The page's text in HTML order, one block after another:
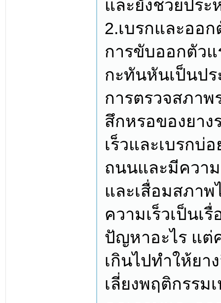
และยังช่วยประ
2.เบรกและออ
การขับออกตัวแ
กะทันหันเป็นปร
การตรวจสภาพ
สึกหรอของยาง
เร็วและเบรกบ่
ถนนและมีควา
และเสื่อมสภา
ความเร็วเป็นเ
ปัญหาอะไร แต่
เกินไปทำให้ยา
เลี่ยงพฤติกรรม